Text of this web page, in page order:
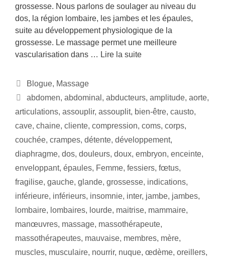
grossesse. Nous parlons de soulager au niveau du
dos, la région lombaire, les jambes et les épaules,
suite au développement physiologique de la
grossesse. Le massage permet une meilleure
vascularisation dans … Lire la suite
Blogue, Massage
abdomen, abdominal , abducteurs, amplitude, aorte,
articulations, assouplir, assouplit, bien-être, causto,
cave, chaine, cliente, compression, coms, corps,
couchée, crampes, détente, développement,
diaphragme, dos, douleurs, doux, embryon, enceinte,
enveloppant, épaules, Femme, fessiers, fœtus,
fragilise, gauche, glande, grossesse, indications,
inférieure, inférieurs, insomnie, inter, jambe, jambes,
lombaire, lombaires, lourde, maitrise, mammaire,
manœuvres, massage, massothérapeute,
massothérapeutes, mauvaise, membres, mère,
muscles, musculaire, nourrir, nuque, œdème, oreillers,